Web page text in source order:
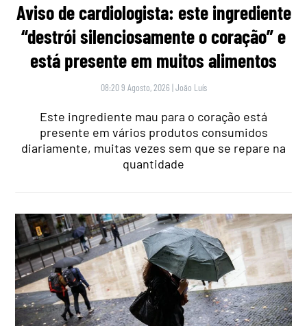
Aviso de cardiologista: este ingrediente
“destrói silenciosamente o coração” e
está presente em muitos alimentos
08:20 9 Agosto, 2026 |João Luís
Este ingrediente mau para o coração está
presente em vários produtos consumidos
diariamente, muitas vezes sem que se repare na
quantidade